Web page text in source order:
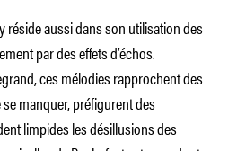
réside aussi dans son utilisation des
par des effets d’échos.
ces mélodies rapprochent des
manquer, préfigurent des
limpides les désillusions des